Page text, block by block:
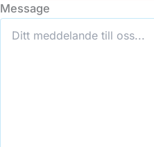
Message